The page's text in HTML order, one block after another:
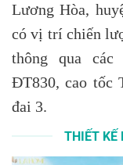
Lương Hòa,
có vị trí chiến
thông qua các
ĐT830, cao tốc
đai 3.
THIẾT KẾ